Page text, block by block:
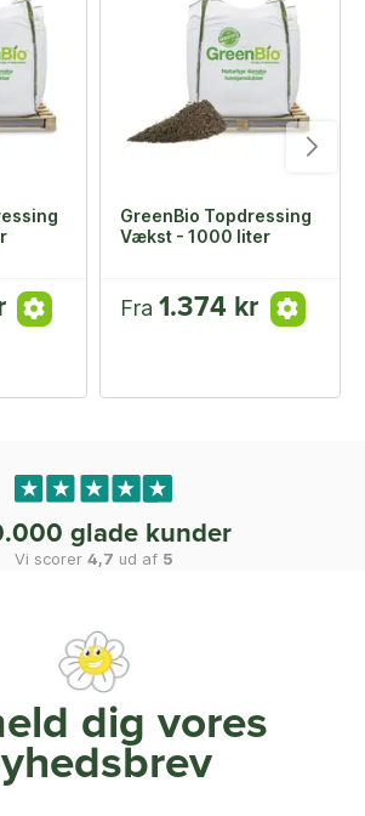
GreenBio Topdressing
Vækst - 1000 liter
Fra 1.374 kr
glade kunder
Vi scorer 4,7 ud af 5
dig vores